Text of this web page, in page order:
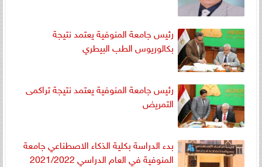
رئيس جامعة المنوفية يعتمد نتيجة
بكالوريوس الطب البيطري
رئيس جامعة المنوفية يعتمد نتيجة تراكمى
التمريض
بدء الدراسة بكلية الذكاء الاصطناعي جامعة
المنوفية في العام الدراسي 2021/2022